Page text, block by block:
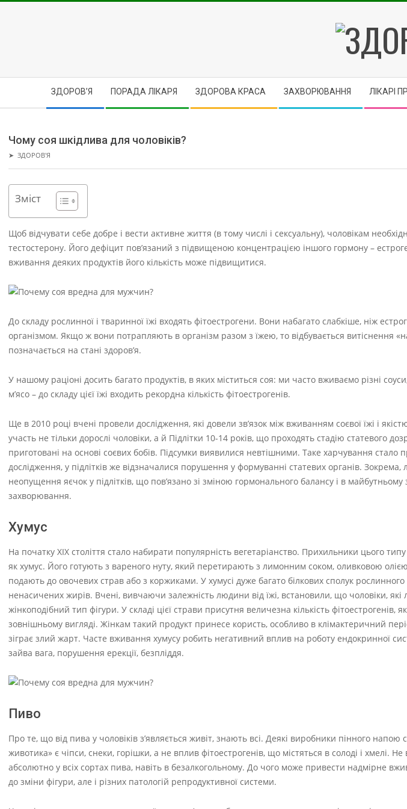
ЗДОРОВ’Я ПОРАДА ЛІКАРЯ ЗДОРОВА КРАСА ЗАХВОРЮВАННЯ ЛІКАРІ
Чому соя шкідлива для чоловіків?
➤ ЗДОРОВ'Я
Зміст
Щоб відчувати себе добре і вести активне життя (в тому числі і сексуальну), чоловікам
тестостерону. Його дефіцит пов’язаний з підвищеною концентрацією іншого гормону –
вживання деяких продуктів його кількість може підвищитися.
До складу рослинної і тваринної їжі входять фітоестрогени. Вони набагато слабкіше, ніж
організмом. Якщо ж вони потрапляють в організм разом з їжею, то відбувається витіснення
позначається на стані здоров’я.
У нашому раціоні досить багато продуктів, в яких міститься соя: ми часто вживаємо різні
м’ясо – до складу цієї їжі входить рекордна кількість фітоестрогенів.
Ще в 2010 році вчені провели дослідження, які довели зв’язок між вживанням соєвої їжі і
участь не тільки дорослі чоловіки, а й Підлітки 10-14 років, що проходять стадію статевого
приготовані на основі соєвих бобів. Підсумки виявилися невтішними. Таке харчування стало
дослідження, у підлітків же відзначалися порушення у формуванні статевих органів. Зокрема,
неопущення яєчок у підлітків, що пов’язано зі зміною гормонального балансу і в
захворювання.
Хумус
На початку XIX століття стало набирати популярність вегетаріанство. Прихильники цього
як хумус. Його готують з вареного нуту, який перетирають з лимонним соком, оливковою
подають до овочевих страв або з коржиками. У хумусі дуже багато білкових сполук рослинного
ненасичених жирів. Вчені, вивчаючи залежність людини від їжі, встановили, що чоловіки,
жінкоподібний тип фігури. У складі цієї страви присутня величезна кількість
зовнішньому вигляді. Жінкам такий продукт принесе користь, особливо в клімактеричний
зіграє злий жарт. Часте вживання хумусу робить негативний вплив на роботу ендокринної
зайва вага, порушення ерекції, безпліддя.
Пиво
Про те, що від пива у чоловіків з’являється живіт, знають всі. Деякі виробники пінного
животика» є чіпси, снеки, горішки, а не вплив фітоестрогенів, що містяться в солоді і хмелі.
абсолютно у всіх сортах пива, навіть в безалкогольному. До чого може привести надмірне
до зміни фігури, але і різних патологій репродуктивної системи.